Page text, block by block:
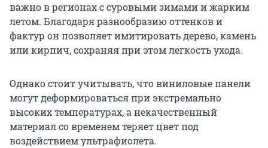
важно в регионах с суровыми зимами и жарким
летом. Благодаря разнообразию оттенков и
фактур он позволяет имитировать дерево, камень
или кирпич, сохраняя при этом легкость ухода.
Однако стоит учитывать, что виниловые панели
могут деформироваться при экстремально
высоких температурах, а некачественный
материал со временем теряет цвет под
воздействием ультрафиолета.